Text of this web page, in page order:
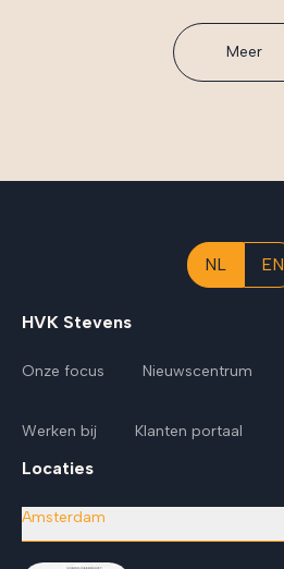
Meer
NL EN
HVK Stevens
Onze focus Nieuwscentrum
Werken bij Klanten portaal
Locaties
Amsterdam